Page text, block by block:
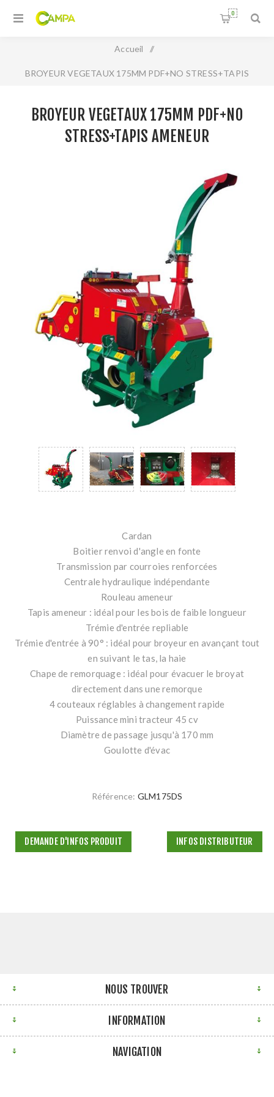
0
Accueil /
BROYEUR VEGETAUX 175MM PDF+NO STRESS+TAPIS
BROYEUR VEGETAUX 175MM PDF+NO
STRESS+TAPIS AMENEUR
Cardan
Boitier renvoi d'angle en fonte
Transmission par courroies renforcées
Centrale hydraulique indépendante
Rouleau ameneur
Tapis ameneur : idéal pour les bois de faible longueur
Trémie d'entrée repliable
Trémie d'entrée à 90° : idéal pour broyeur en avançant tout
en suivant le tas, la haie
Chape de remorquage : idéal pour évacuer le broyat
directement dans une remorque
4 couteaux réglables à changement rapide
Puissance mini tracteur 45 cv
Diamètre de passage jusqu'à 170 mm
Goulotte d'évac
Référence: GLM175DS
DEMANDE D'INFOS PRODUIT INFOS DISTRIBUTEUR
NOUS TROUVER
INFORMATION
NAVIGATION